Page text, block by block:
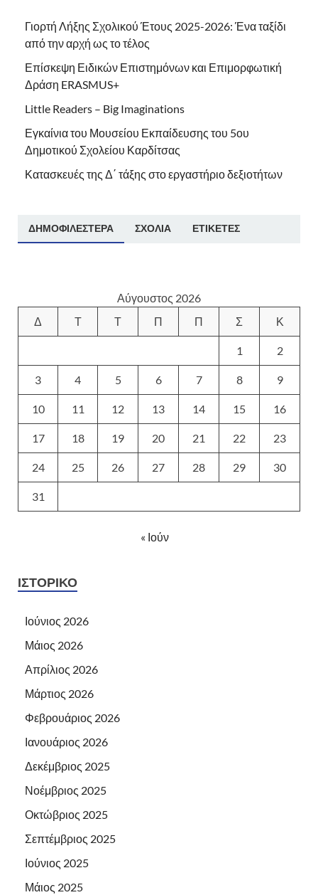
Γιορτή Λήξης Σχολικού Έτους 2025-2026: Ένα ταξίδι
από την αρχή ως το τέλος
Επίσκεψη Ειδικών Επιστημόνων και Επιμορφωτική
Δράση ERASMUS+
Little Readers – Big Imaginations
Εγκαίνια του Μουσείου Εκπαίδευσης του 5ου
Δημοτικού Σχολείου Καρδίτσας
Κατασκευές της Δ΄ τάξης στο εργαστήριο δεξιοτήτων
ΔΗΜΟΦΙΛΈΣΤΕΡΑ ΣΧΌΛΙΑ ΕΤΙΚΈΤΕΣ
Αύγουστος 2026
Δ
Τ Τ Π Π Σ Κ
1 2
3 4 5 6 7 8 9
10 11 12 13 14 15 16
17 18 19 20 21 22 23
24 25 26 27 28 29 30
31
« Ιούν
ΙΣΤΟΡΙΚΌ
Ιούνιος 2026
Μάιος 2026
Απρίλιος 2026
Μάρτιος 2026
Φεβρουάριος 2026
Ιανουάριος 2026
Δεκέμβριος 2025
Νοέμβριος 2025
Οκτώβριος 2025
Σεπτέμβριος 2025
Ιούνιος 2025
Μάιος 2025